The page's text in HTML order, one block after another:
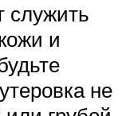
служить
и
не